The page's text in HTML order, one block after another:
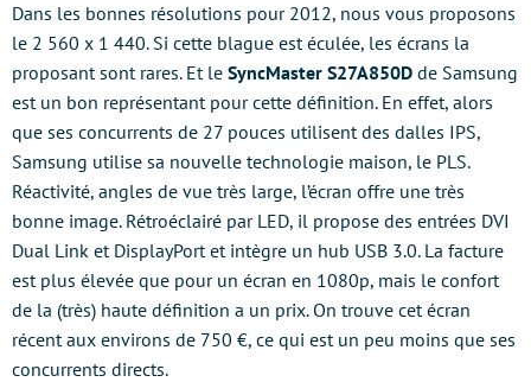
Dans les bonnes résolutions pour 2012, nous vous proposons
le 2 560 x 1 440. Si cette blague est éculée, les écrans la
proposant sont rares. Et le SyncMaster S27A850D de Samsung
est un bon représentant pour cette définition. En effet, alors
que ses concurrents de 27 pouces utilisent des dalles IPS,
Samsung utilise sa nouvelle technologie maison, le PLS.
Réactivité, angles de vue très large, l’écran offre une très
bonne image. Rétroéclairé par LED, il propose des entrées DVI
Dual Link et DisplayPort et intègre un hub USB 3.0. La facture
est plus élevée que pour un écran en 1080p, mais le confort
de la (très) haute définition a un prix. On trouve cet écran
récent aux environs de 750 €, ce qui est un peu moins que ses
concurrents directs.